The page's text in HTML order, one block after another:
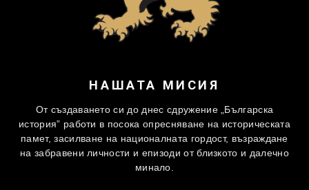
НАШАТА МИСИЯ
От създаването си до днес сдружение „Българска
история” работи в посока опресняване на историческата
памет, засилване на националната гордост, възраждане
на забравени личности и епизоди от близкото и далечно
минало.